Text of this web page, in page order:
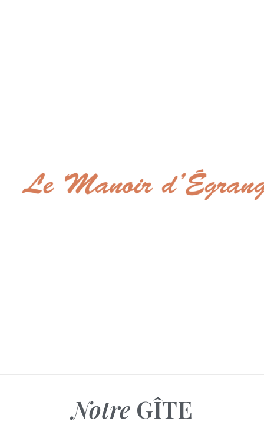
NotreGÎTE